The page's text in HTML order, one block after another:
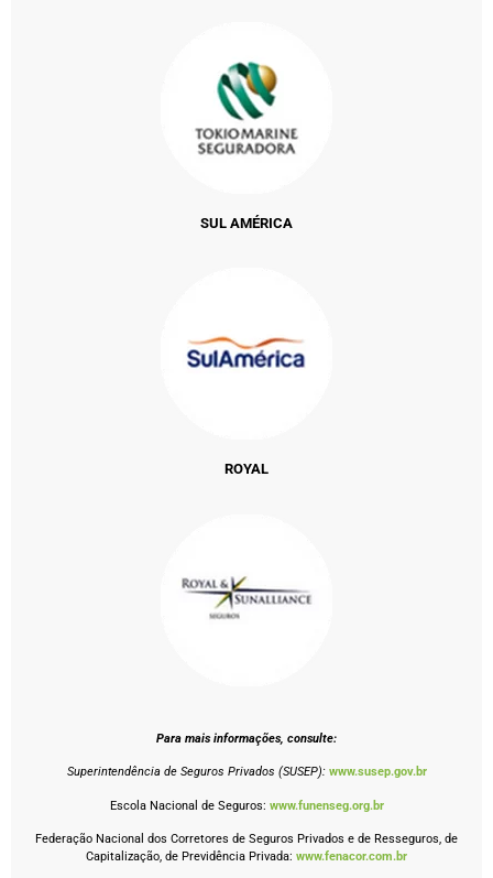
SUL AMÉRICA
ROYAL
Para mais informações, consulte:
Superintendência de Seguros Privados (SUSEP): www.susep.gov.br
Escola Nacional de Seguros: www.funenseg.org.br
Federação Nacional dos Corretores de Seguros Privados e de Resseguros, de
Capitalização, de Previdência Privada: www.fenacor.com.br